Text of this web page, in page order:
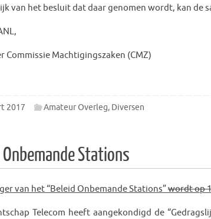
van het besluit dat daar genomen wordt, kan de
Commissie Machtigingszaken (CMZ)
2017 Amateur Overleg, Diversen
Onbemande Stations
van het “Beleid Onbemande Stations”wordt op
Telecom heeft aangekondigd de